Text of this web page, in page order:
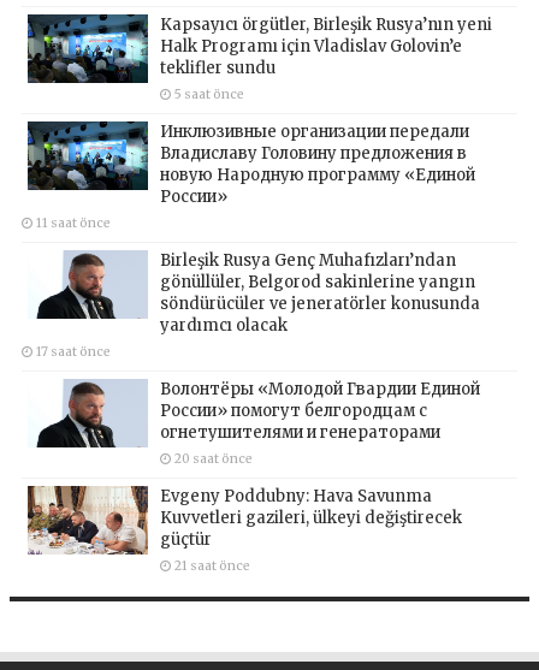
Kapsayıcı örgütler, Birleşik Rusya’nın yeni
Halk Programı için Vladislav Golovin’e
teklifler sundu
5 saat önce
Инклюзивные организации передали
Владиславу Головину предложения в
новую Народную программу «Единой
России»
11 saat önce
Birleşik Rusya Genç Muhafızları’ndan
gönüllüler, Belgorod sakinlerine yangın
söndürücüler ve jeneratörler konusunda
yardımcı olacak
17 saat önce
Волонтёры «Молодой Гвардии Единой
России» помогут белгородцам с
огнетушителями и генераторами
20 saat önce
Evgeny Poddubny: Hava Savunma
Kuvvetleri gazileri, ülkeyi değiştirecek
güçtür
21 saat önce